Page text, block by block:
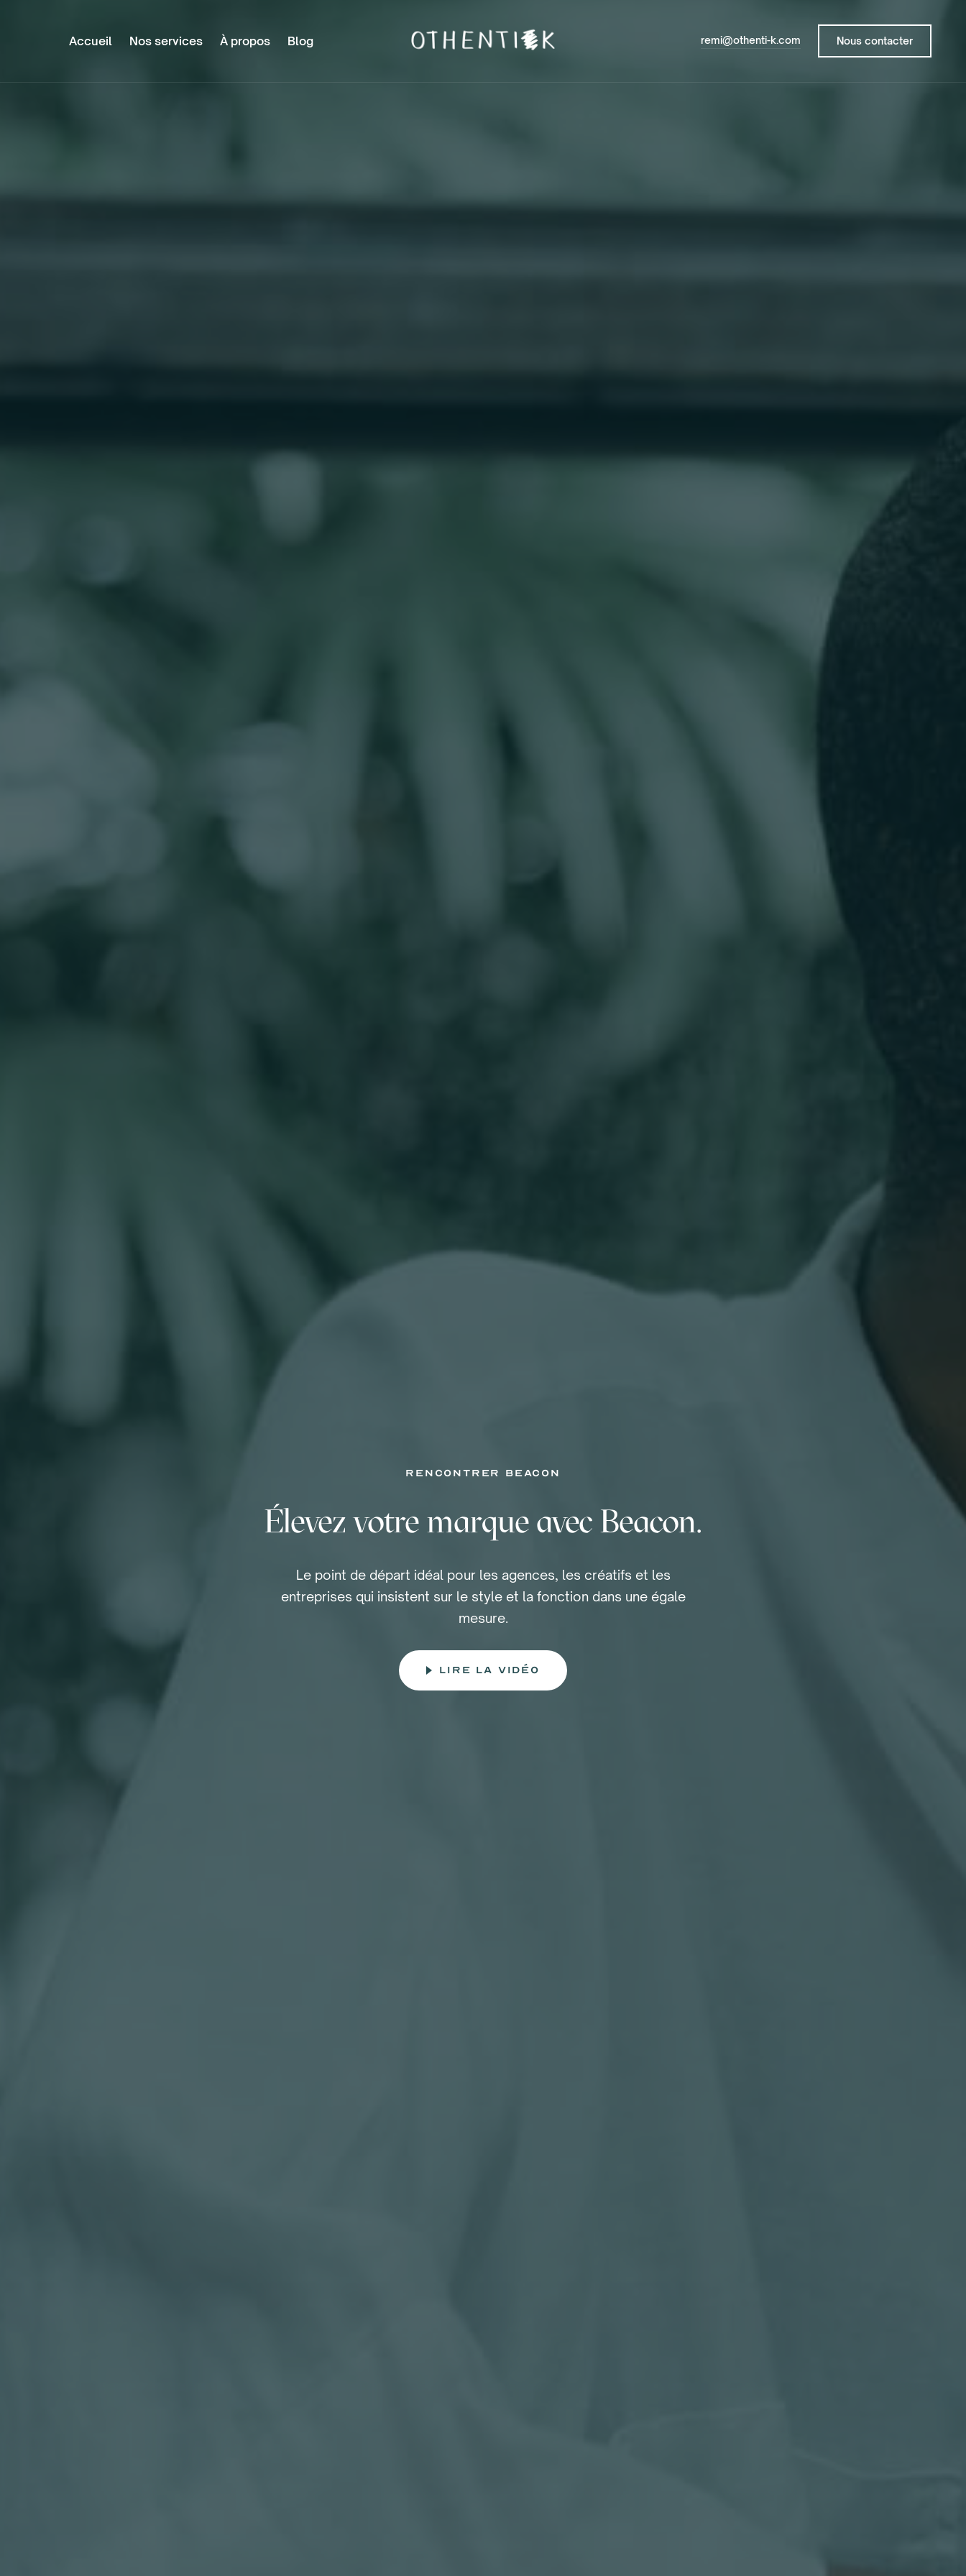
Accueil Nos services À propos Blog remi@othenti-k.com Nous contacter
rencontrer Beacon
Élevez votre marque avec Beacon.
Le point de départ idéal pour les agences, les créatifs et les
entreprises qui insistent sur le style et la fonction dans une égale
mesure.
lire la vidéo